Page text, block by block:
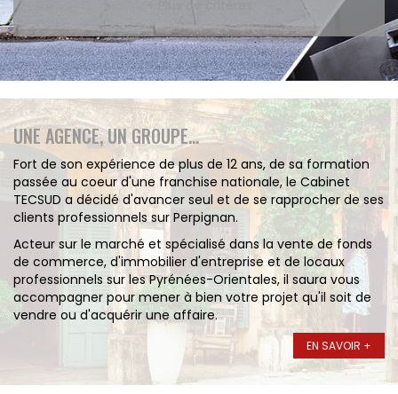
Transport / Garage
Imprimerie / Comm.
Industrie
VENDRE
NOTRE AGENCE
CONTACT
MON COMPTE
NOTRE GROUPE
Vousfinancer Narbonne
Immo Fox
UNE AGENCE, UN GROUPE...
Fort de son expérience de plus de 12 ans, de sa formation
passée au coeur d'une franchise nationale, le Cabinet
TECSUD a décidé d'avancer seul et de se rapprocher de ses
clients professionnels sur Perpignan.
Acteur sur le marché et spécialisé dans la vente de fonds
de commerce, d'immobilier d'entreprise et de locaux
professionnels sur les Pyrénées-Orientales, il saura vous
accompagner pour mener à bien votre projet qu'il soit de
vendre ou d'acquérir une affaire.
EN SAVOIR +